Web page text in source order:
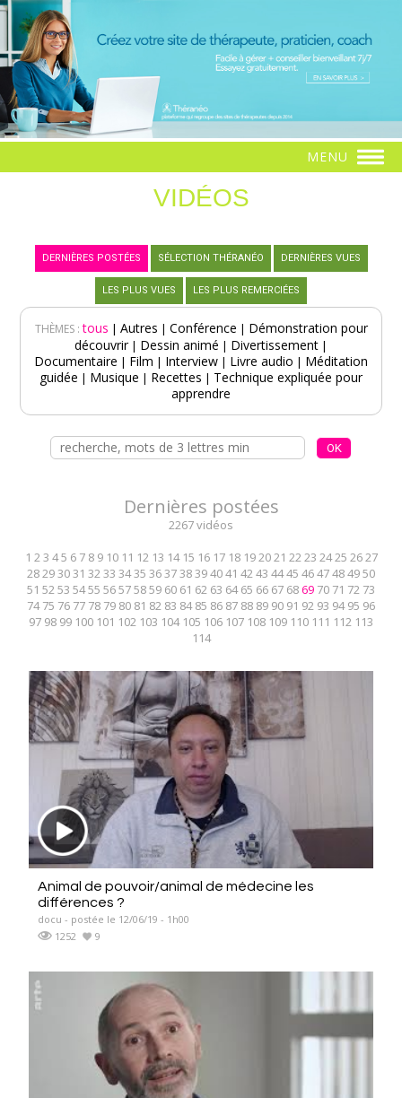
MENU
VIDÉOS
DERNIÈRES POSTÉES SÉLECTION THÉRANÉO DERNIÈRES VUES
LES PLUS VUES LES PLUS REMERCIÉES
THÈMES :tous | Autres | Conférence | Démonstration pour
découvrir| Dessin animé | Divertissement |
Documentaire | Film | Interview | Livre audio | Méditation
guidée | Musique | Recettes | Technique expliquée pour
apprendre
Dernières postées
2267 vidéos
1 23 45 6 7 8 9 10 11 12 13 14 15 16 17 18 192021 2223 2425 2627
28293031 3233 3435 363738394041 4243 4445 4647484950
51 5253 5455 56575859 60 61 62 63 64 65 66 67 6869 70 71 72 73
74 75 76 77 78 79 80 81 82 83 84 85 86 87 88 89 90 91 92 93 94 95 96
97 98 99 100 101 102 103 104 105 106 107 108 109 110 111 112 113
114
Animal de pouvoir/animal de médecine les
différences ?
docu - postée le 12/06/19 - 1h00
1252
9